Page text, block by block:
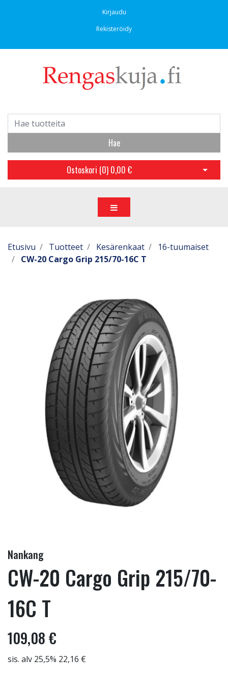
Kirjaudu
Rekisteröidy
Hae
Ostoskori (0) 0,00 € Avaa
Etusivu Tuotteet Kesärenkaat
16-tuumaiset
CW-20 Cargo Grip 215/70-16C T
Nankang
CW-20 Cargo Grip 215/70-
16C T
109,08 €
sis. alv 25,5% 22,16 €